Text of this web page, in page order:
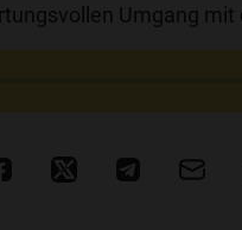
Umgang mit